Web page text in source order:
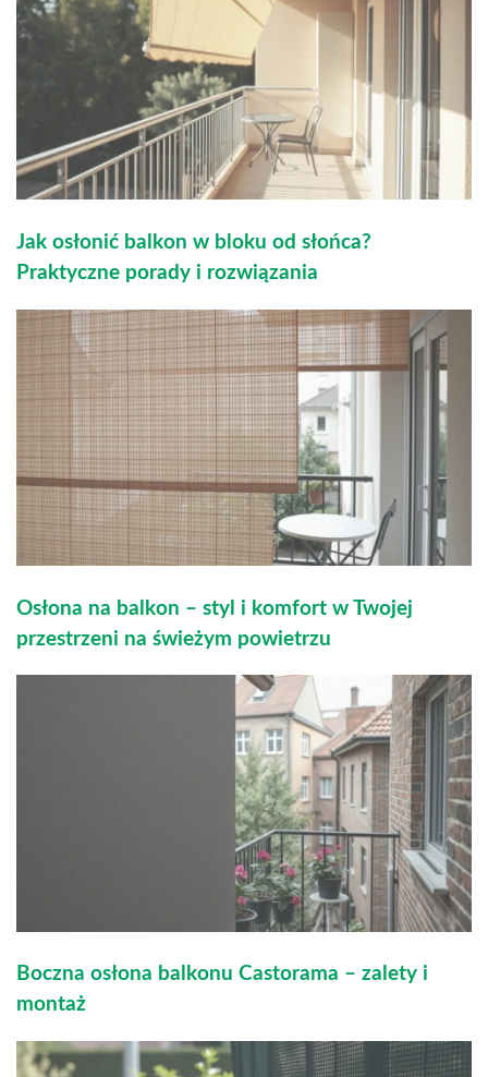
Jak osłonić balkon w bloku od słońca?
Praktyczne porady i rozwiązania
Osłona na balkon – styl i komfort w Twojej
przestrzeni na świeżym powietrzu
Boczna osłona balkonu Castorama – zalety i
montaż